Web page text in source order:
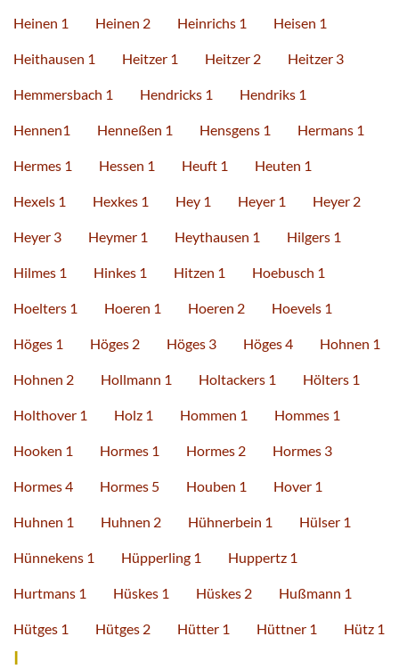
Heinen 1 Heinen 2 Heinrichs 1 Heisen 1
Heithausen 1 Heitzer 1 Heitzer 2 Heitzer 3
Hemmersbach 1 Hendricks 1 Hendriks 1
Hennen1 Henneßen 1 Hensgens 1 Hermans 1
Hermes 1 Hessen 1 Heuft 1 Heuten 1
Hexels 1 Hexkes 1 Hey 1 Heyer 1 Heyer 2
Heyer 3 Heymer 1 Heythausen 1 Hilgers 1
Hilmes 1 Hinkes 1 Hitzen 1 Hoebusch 1
Hoelters 1 Hoeren 1 Hoeren 2 Hoevels 1
Höges 1 Höges 2 Höges 3 Höges 4 Hohnen 1
Hohnen 2 Hollmann 1 Holtackers 1 Hölters 1
Holthover 1 Holz 1 Hommen 1 Hommes 1
Hooken 1 Hormes 1 Hormes 2 Hormes 3
Hormes 4 Hormes 5 Houben 1 Hover 1
Huhnen 1 Huhnen 2 Hühnerbein 1 Hülser 1
Hünnekens 1 Hüpperling 1 Huppertz 1
Hurtmans 1 Hüskes 1 Hüskes 2 Hußmann 1
Hütges 1 Hütges 2 Hütter 1 Hüttner 1 Hütz 1
I